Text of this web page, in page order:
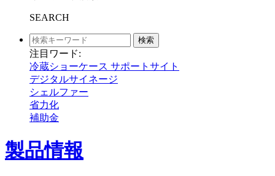
SEARCH
検索
注目ワード:
冷蔵ショーケース サポートサイト
デジタルサイネージ
シェルファー
省力化
補助金
製品情報